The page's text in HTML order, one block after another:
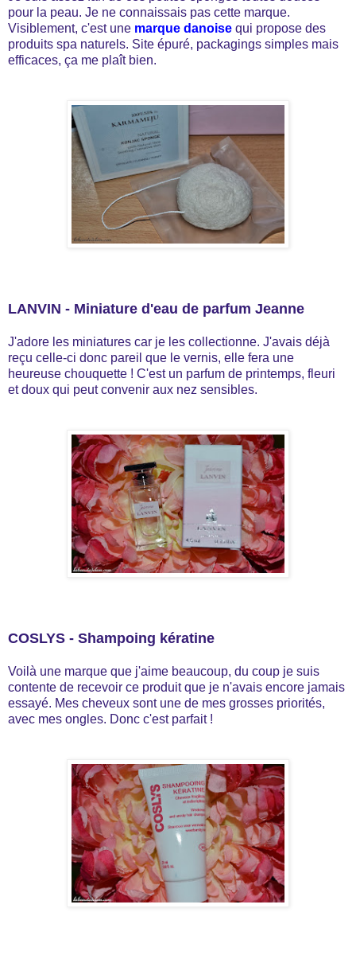
pour la peau. Je ne connaissais pas cette marque.
Visiblement, c'est une marque danoise qui propose des
produits spa naturels. Site épuré, packagings simples mais
efficaces, ça me plaît bien.
LANVIN - Miniature d'eau de parfum Jeanne
J'adore les miniatures car je les collectionne. J'avais déjà
reçu celle-ci donc pareil que le vernis, elle fera une
heureuse chouquette ! C'est un parfum de printemps, fleuri
et doux qui peut convenir aux nez sensibles.
COSLYS - Shampoing kératine
Voilà une marque que j'aime beaucoup, du coup je suis
contente de recevoir ce produit que je n'avais encore jamais
essayé. Mes cheveux sont une de mes grosses priorités,
avec mes ongles. Donc c'est parfait !